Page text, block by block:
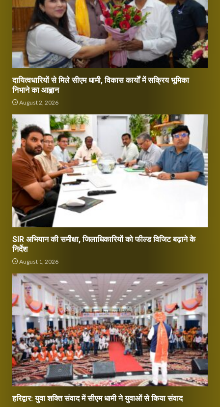
दायित्वधारियों से मिले सीएम धामी, विकास कार्यों में सक्रिय भूमिका
निभाने का आह्वान
August 2, 2026
SIR अभियान की समीक्षा, जिलाधिकारियों को फील्ड विजिट बढ़ाने के
निर्देश
August 1, 2026
हरिद्वार: युवा शक्ति संवाद में सीएम धामी ने युवाओं से किया संवाद